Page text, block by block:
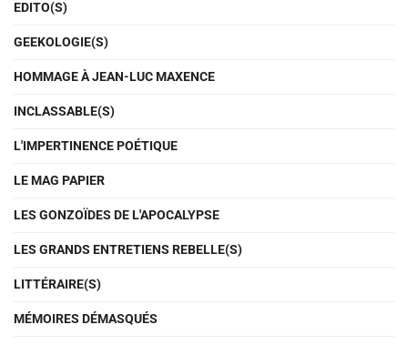
EDITO(S)
GEEKOLOGIE(S)
HOMMAGE À JEAN-LUC MAXENCE
INCLASSABLE(S)
L'IMPERTINENCE POÉTIQUE
LE MAG PAPIER
LES GONZOÏDES DE L'APOCALYPSE
LES GRANDS ENTRETIENS REBELLE(S)
LITTÉRAIRE(S)
MÉMOIRES DÉMASQUÉS